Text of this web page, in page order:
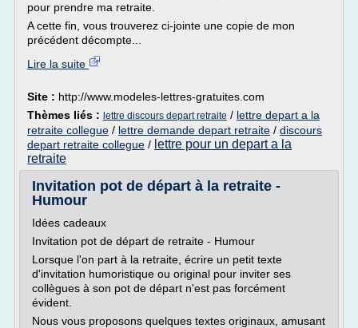
pour prendre ma retraite.
A cette fin, vous trouverez ci-jointe une copie de mon
précédent décompte...
Lire la suite
Site : http://www.modeles-lettres-gratuites.com
Thèmes liés : lettre discours depart retraite / lettre depart a la
retraite collegue / lettre demande depart retraite / discours
depart retraite collegue / lettre pour un depart a la
retraite
Invitation pot de départ à la retraite -
Humour
Idées cadeaux
Invitation pot de départ de retraite - Humour
Lorsque l'on part à la retraite, écrire un petit texte
d'invitation humoristique ou original pour inviter ses
collègues à son pot de départ n'est pas forcément
évident.
Nous vous proposons quelques textes originaux, amusant